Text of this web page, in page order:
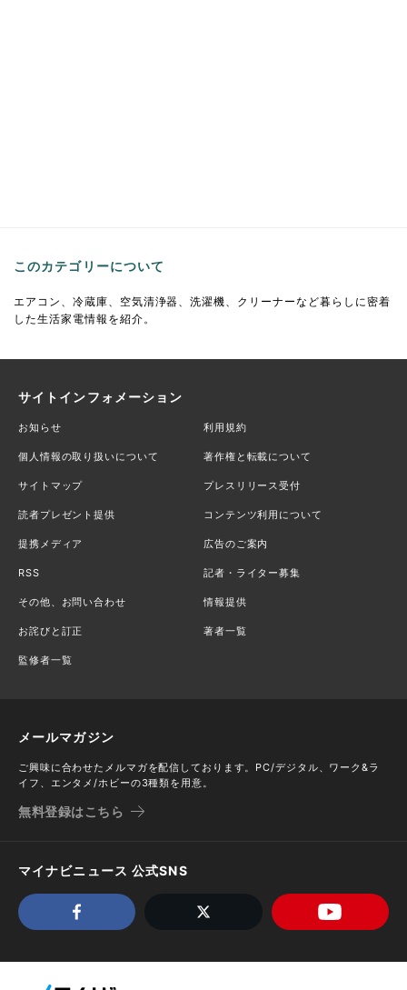
このカテゴリーについて
エアコン、冷蔵庫、空気清浄器、洗濯機、クリーナーなど暮らしに密着
した生活家電情報を紹介。
サイトインフォメーション
お知らせ 利用規約
個人情報の取り扱いについて 著作権と転載について
サイトマップ プレスリリース受付
読者プレゼント提供 コンテンツ利用について
提携メディア 広告のご案内
RSS 記者・ライター募集
その他、お問い合わせ 情報提供
お詫びと訂正 著者一覧
監修者一覧
メールマガジン
ご興味に合わせたメルマガを配信しております。PC/デジタル、ワーク&ラ
イフ、エンタメ/ホビーの3種類を用意。
無料登録はこちら
マイナビニュース 公式SNS